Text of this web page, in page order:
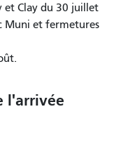
et Clay du 30 juillet
Muni et fermetures
l'arrivée